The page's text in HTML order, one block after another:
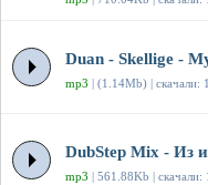
Duan - Skellige -
mp3 | (1.14Mb) | скачали:
DubStep Mix - Из
mp3 | 561.88Kb | скачали: